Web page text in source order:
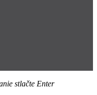
stlačte Enter